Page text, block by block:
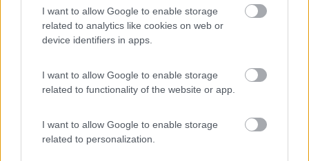
I want to allow Google to enable storage
related to analytics like cookies on web or
device identifiers in apps.
I want to allow Google to enable storage
related to functionality of the website or app.
I want to allow Google to enable storage
related to personalization.
cosa qui
Ah... Mi ero sbagliato, tra MIN E MAX c'è 1.5kg...non 2 o 3 kg
In un mondo dove il male è di casa e ha vinto sempre, Dove regna il capitale,
oggi più spietatamente, Riusciranno questo brocco e questo inutile scudiero Al
fabiogb
239